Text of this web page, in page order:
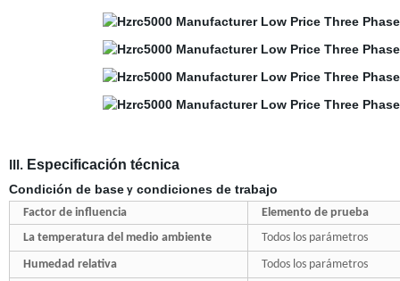
III. Especificación técnica
Condición de baseycondiciones de trabajo
Factor de influencia
Elemento de prueba
La temperatura del medio ambiente
Todos los parámetros
Humedad relativa
Todos los parámetros